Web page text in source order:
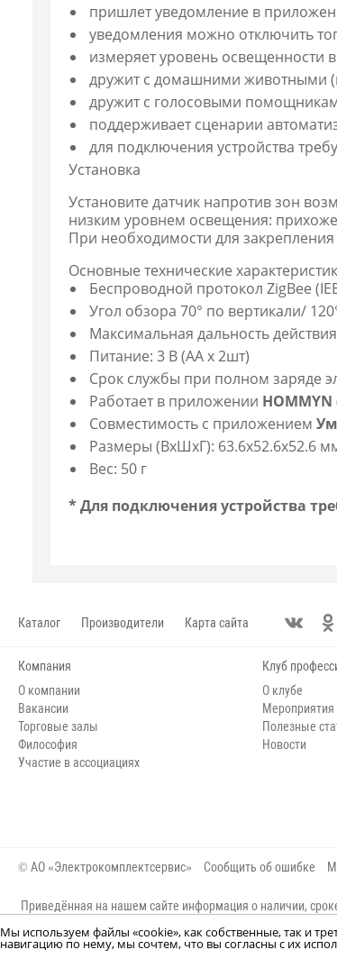
пришлет уведомление в
уведомления можно отключить
измеряет уровень освещенности
дружит с домашними животными
дружит с голосовыми
поддерживает сценарии
для подключения устройства
Установка
Установите датчик напротив зон
низким уровнем освещения:
При необходимости для
Основные технические
Беспроводной протокол ZigBee
Угол обзора 70° по вертикали/
Максимальная дальность
Питание: 3 В (AA x 2шт)
Срок службы при полном заряде
Работает в приложении HOMMYN
Совместимость с приложением
Размеры (ВхШхГ): 63.6х52.6х52.6
Вес: 50 г
* Для подключения устройства
Мы используем файлы «cookie», как собственные, так и
навигацию по нему, мы сочтем, что вы согласны с их
Каталог Производители Карта сайта
Компания
О компании
Вакансии
Торговые залы
Философия
Участие в ассоциациях
Клуб
О клубе
Мероприятия
Полезные
Новости
© АО «Электрокомплектсервис» Сообщить об ошибке
Приведённая на нашем сайте информация о наличии,